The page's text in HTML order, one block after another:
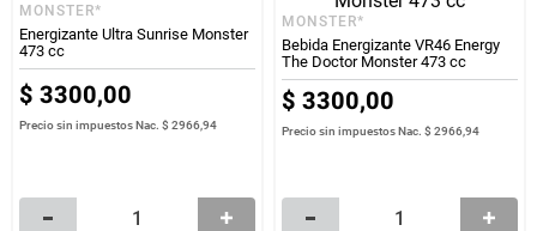
MONSTER*
Energizante Ultra Sunrise Monster
473 cc
$ 3300,00
Precio sin impuestos Nac.$ 2966,94
MONSTER*
Bebida Energizante VR46 Energy
The Doctor Monster 473 cc
$ 3300,00
Precio sin impuestos Nac.$ 2966,94